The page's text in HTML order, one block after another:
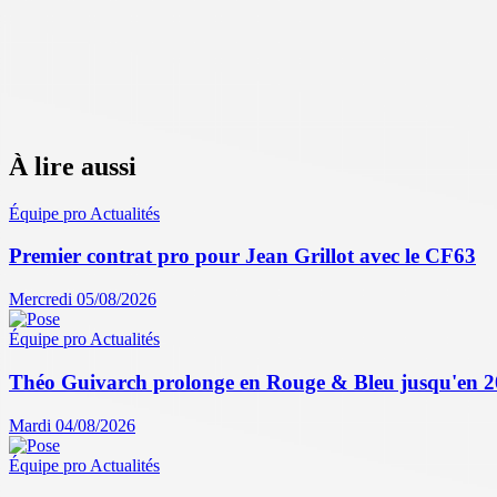
À lire aussi
Équipe pro Actualités
Premier contrat pro pour Jean Grillot avec le CF63
Mercredi 05/08/2026
Équipe pro Actualités
Théo Guivarch prolonge en Rouge & Bleu jusqu'en
Mardi 04/08/2026
Équipe pro Actualités